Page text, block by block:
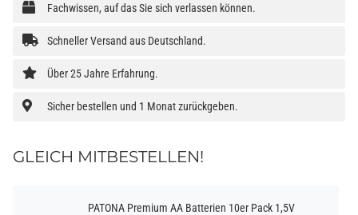
Fachwissen, auf das Sie sich verlassen können.
Schneller Versand aus Deutschland.
Über 25 Jahre Erfahrung.
Sicher bestellen und 1 Monat zurückgeben.
GLEICH MITBESTELLEN!
PATONA Premium AA Batterien 10er Pack 1,5V